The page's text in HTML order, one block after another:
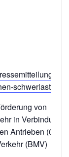
von
in Verbindung
Antrieben (01/
(BMV)